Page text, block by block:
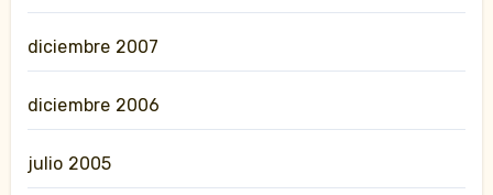
diciembre 2007
diciembre 2006
julio 2005